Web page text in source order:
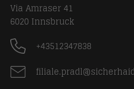
Via Amraser 41
6020 Innsbruck
+43512347838